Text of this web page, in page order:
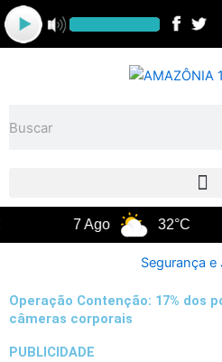
para
o
32°C
Segurança e
Operação Contenção: 17% dos
câmeras corporais
PUBLICIDADE